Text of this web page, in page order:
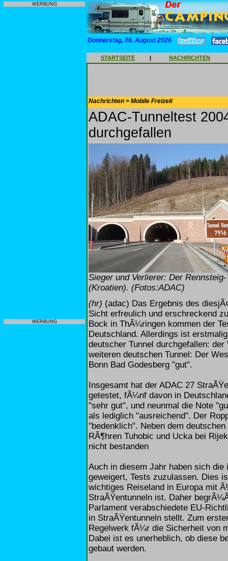
WERBUNG
WERBUNG
Donnerstag, 06. August 2026
STARTSEITE | NACHRICHTEN
Nachrichten > Mobile Freizeit
ADAC-Tunneltest
durchgefallen
Sieger und Verlierer: Der
(Kroatien). (Fotos:ADAC)
(hr) (adac) Das Ergebnis des
Sicht erfreulich und erschreckend
Bock in ThÃ¼ringen kommen der
Deutschland. Allerdings ist
deutscher Tunnel durchgefallen:
weiteren deutschen Tunnel: Der
Bonn Bad Godesberg "gut".
Insgesamt hat der ADAC 27
getestet, fÃ¼nf davon in
"sehr gut", und neunmal die Note
als lediglich "ausreichend". Der
"bedenklich". Neben dem
RÃ¶hren Tuhobic und Ucka bei
nicht bestanden
Auch in diesem Jahr haben sich die
geweigert, Tests zuzulassen. Dies
wichtiges Reiseland in Europa mit
StraÃŸentunneln ist. Daher
Parlament verabschiedete EU-
in StraÃŸentunneln stellt. Zum
Regelwerk fÃ¼r die Sicherheit von
Dabei ist es unerheblich, ob diese
gebaut werden.